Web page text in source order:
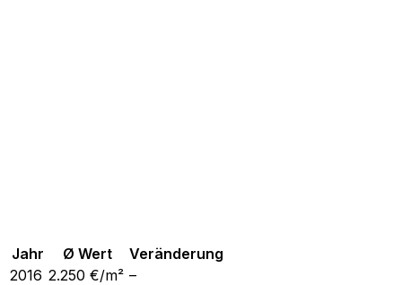
Jahr Ø Wert
Veränderung
2016 2.250 €/m² –